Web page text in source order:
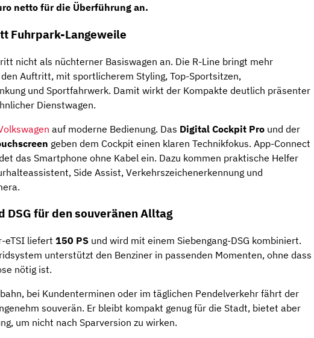
netto für die Überführung an.
Fuhrpark-Langeweile
nicht als nüchterner Basiswagen an. Die R-Line bringt mehr
den Auftritt, mit sportlicherem Styling, Top-Sportsitzen,
und Sportfahrwerk. Damit wirkt der Kompakte deutlich präsenter
Dienstwagen.
auf moderne Bedienung. Das Digital Cockpit Pro und der
geben dem Cockpit einen klaren Technikfokus. App-Connect
das Smartphone ohne Kabel ein. Dazu kommen praktische Helfer
Side Assist, Verkehrszeichenerkennung und
DSG für den souveränen Alltag
eTSI liefert 150 PS und wird mit einem Siebengang-DSG kombiniert.
unterstützt den Benziner in passenden Momenten, ohne dass
nötig ist.
bei Kundenterminen oder im täglichen Pendelverkehr fährt der
souverän. Er bleibt kompakt genug für die Stadt, bietet aber
um nicht nach Sparversion zu wirken.